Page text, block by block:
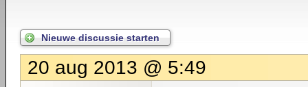
Nieuwe discussie starten
20 aug 2013 @ 5:49